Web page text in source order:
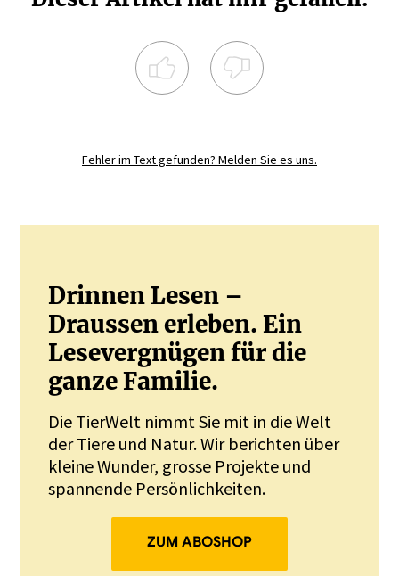
Fehler im Text gefunden? Melden Sie es uns.
Drinnen Lesen –
Draussen erleben. Ein
Lesevergnügen für die
ganze Familie.
Die TierWelt nimmt Sie mit in die Welt
der Tiere und Natur. Wir berichten über
kleine Wunder, grosse Projekte und
spannende Persönlichkeiten.
ZUM ABOSHOP